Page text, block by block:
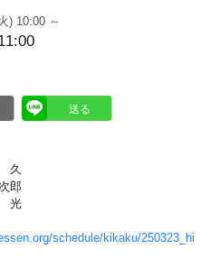
) 10:00 ～
久
schedule/kikaku/250323_hi